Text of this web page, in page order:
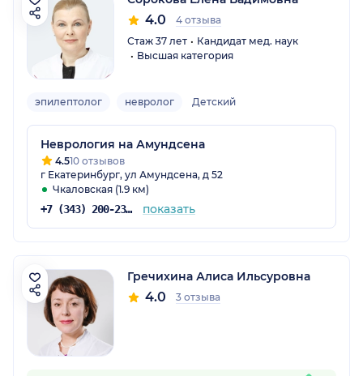
4.0
4 отзыва
Стаж 37 лет
Кандидат мед. наук
Высшая категория
эпилептолог невролог Детский
Неврология на Амундсена
4.510 отзывов
г Екатеринбург, ул Амундсена, д 52
Чкаловская (1.9 км)
+7 (343) 200-23-31 показать
Гречихина Алиса Ильсуровна
4.0 3 отзыва